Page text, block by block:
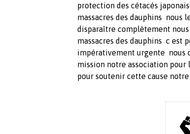
protection des cétacés
massacres des dauphins nous
disparaître complètement
massacres des dauphins c est
impérativement urgente nous
mission notre association
pour soutenir cette cause